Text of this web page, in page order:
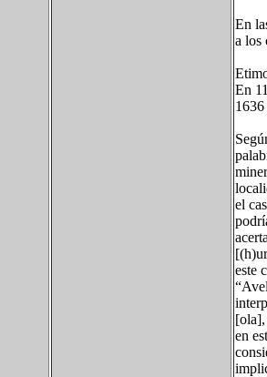
En
a los
En
el
este
[ola],
en